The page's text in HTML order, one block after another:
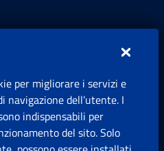
per migliorare i servizi e
navigazione dell’utente. I
indispensabili per
del sito. Solo